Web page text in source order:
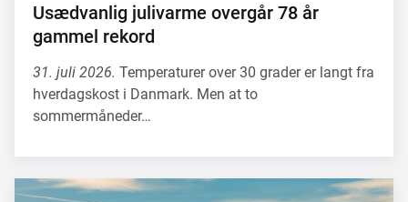
Usædvanlig julivarme overgår 78 år
gammel rekord
31. juli 2026. Temperaturer over 30 grader er langt fra
hverdagskost i Danmark. Men at to
sommermåneder…